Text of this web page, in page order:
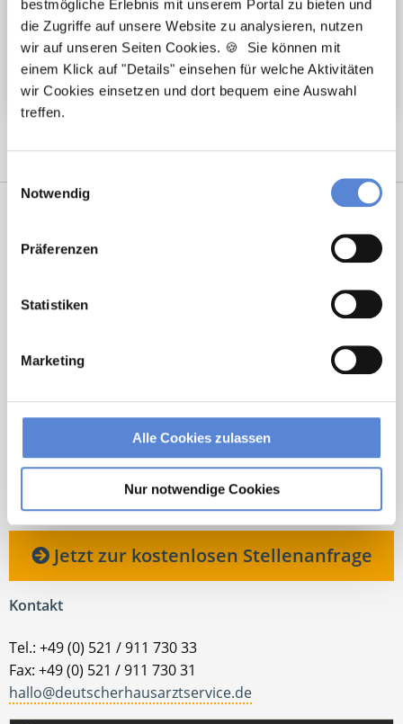
bestmögliche Erlebnis mit unserem Portal zu bieten und
die Zugriffe auf unsere Website zu analysieren, nutzen
wir auf unseren Seiten Cookies. 🍪 Sie können mit
einem Klick auf "Details" einsehen für welche Aktivitäten
wir Cookies einsetzen und dort bequem eine Auswahl
treffen.
Notwendig
Präferenzen
Statistiken
Marketing
Alle Cookies zulassen
Nur notwendige Cookies
Urlaub für Fortbildungen
Arbeitskleidung wird gestellt
Weitere attraktive Merkmale
Tanja Bellon
Ansprechpartnerin
Sie möchten sich beruflich neu orientieren? Ich
unterstütze Sie bei der Suche nach einer Stelle, die
wirklich zu Ihnen passt. Bei Fragen zum
Bewerbungsprozess bin ich gerne für Sie da!
Jetzt zur kostenlosen Stellenanfrage
Kontakt
Tel.: +49 (0) 521 / 911 730 33
Fax: +49 (0) 521 / 911 730 31
hallo@deutscherhausarztservice.de